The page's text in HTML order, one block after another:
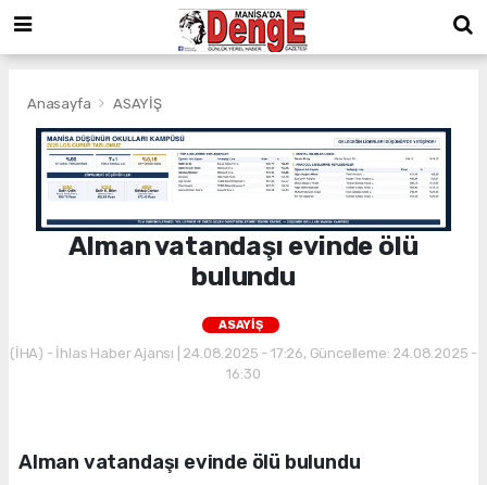
Anasayfa ASAYİŞ
Alman vatandaşı evinde ölü
bulundu
ASAYİŞ
(İHA) - İhlas Haber Ajansı | 24.08.2025 - 17:26, Güncelleme: 24.08.2025 -
16:30
Alman vatandaşı evinde ölü bulundu